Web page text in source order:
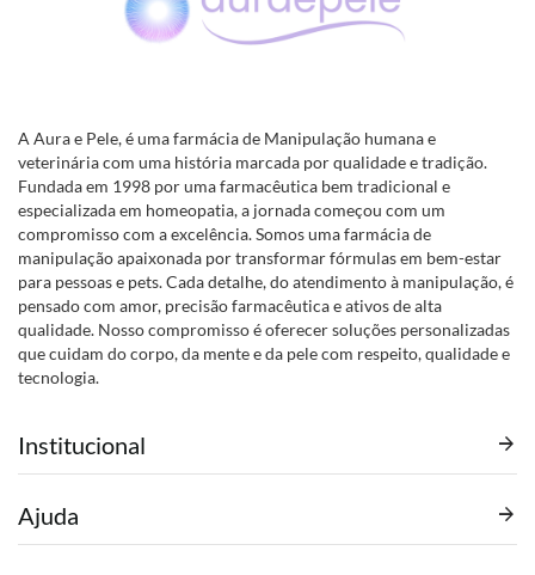
A Aura e Pele, é uma farmácia de Manipulação humana e
veterinária com uma história marcada por qualidade e tradição.
Fundada em 1998 por uma farmacêutica bem tradicional e
especializada em homeopatia, a jornada começou com um
compromisso com a excelência. Somos uma farmácia de
manipulação apaixonada por transformar fórmulas em bem-estar
para pessoas e pets. Cada detalhe, do atendimento à manipulação, é
pensado com amor, precisão farmacêutica e ativos de alta
qualidade. Nosso compromisso é oferecer soluções personalizadas
que cuidam do corpo, da mente e da pele com respeito, qualidade e
tecnologia.
Institucional
Ajuda